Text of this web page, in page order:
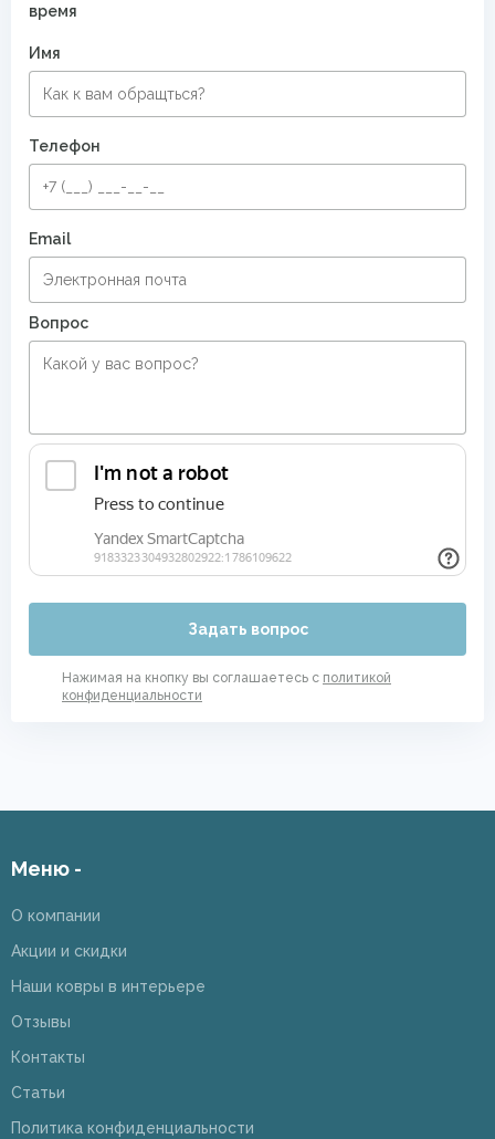
время
Имя
Телефон
Email
Вопрос
Задать вопрос
Нажимая на кнопку вы соглашаетесь с политикой
конфиденциальности
Меню -
О компании
Акции и скидки
Наши ковры в интерьере
Отзывы
Контакты
Статьи
Политика конфиденциальности